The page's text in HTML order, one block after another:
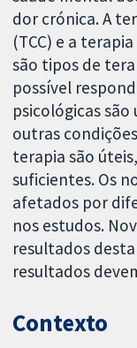
dor crónica. A
(TCC) e a
são tipos de
possível
psicológicas
outras
terapia são
suficientes. Os
afetados por
nos estudos.
resultados
resultados
Contexto